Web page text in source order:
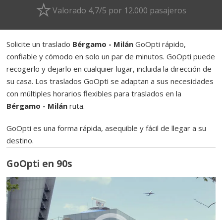
Valorado 4,7/5 por 12.000 pasajeros
Solicite un traslado Bérgamo - Milán GoOpti rápido,
confiable y cómodo en solo un par de minutos. GoOpti puede
recogerlo y dejarlo en cualquier lugar, incluida la dirección de
su casa. Los traslados GoOpti se adaptan a sus necesidades
con múltiples horarios flexibles para traslados en la
Bérgamo - Milán ruta.
GoOpti es una forma rápida, asequible y fácil de llegar a su
destino.
GoOpti en 90s